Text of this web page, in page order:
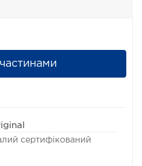
сертифікований